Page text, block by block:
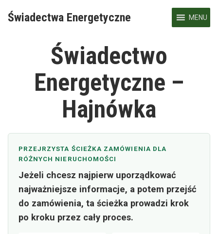
Świadectwa Energetyczne MENU
Świadectwo
Energetyczne –
Hajnówka
PRZEJRZYSTA ŚCIEŻKA ZAMÓWIENIA DLA
RÓŻNYCH NIERUCHOMOŚCI
Jeżeli chcesz najpierw uporządkować
najważniejsze informacje, a potem przejść
do zamówienia, ta ścieżka prowadzi krok
po kroku przez cały proces.